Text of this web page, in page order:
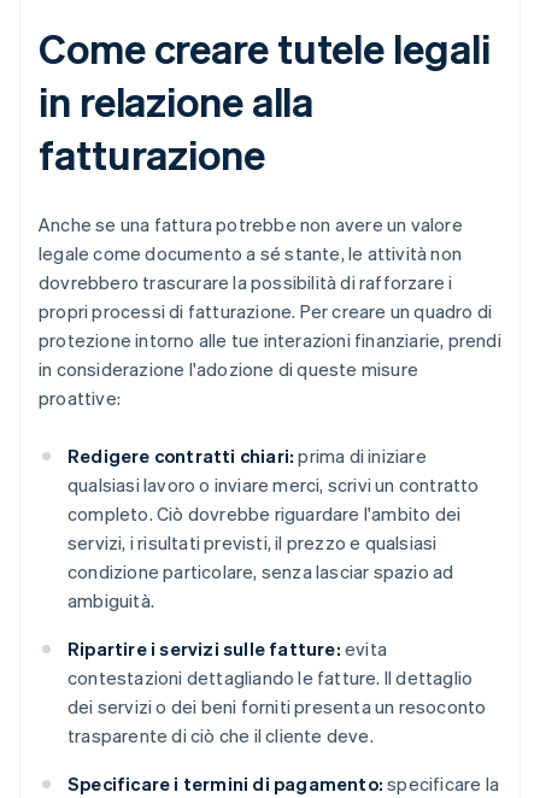
Come creare tutele legali
in relazione alla
fatturazione
Anche se una fattura potrebbe non avere un valore
legale come documento a sé stante, le attività non
dovrebbero trascurare la possibilità di rafforzare i
propri processi di fatturazione. Per creare un quadro di
protezione intorno alle tue interazioni finanziarie, prendi
in considerazione l'adozione di queste misure
proattive:
Redigere contratti chiari: prima di iniziare
qualsiasi lavoro o inviare merci, scrivi un contratto
completo. Ciò dovrebbe riguardare l'ambito dei
servizi, i risultati previsti, il prezzo e qualsiasi
condizione particolare, senza lasciar spazio ad
ambiguità.
Ripartire i servizi sulle fatture: evita
contestazioni dettagliando le fatture. Il dettaglio
dei servizi o dei beni forniti presenta un resoconto
trasparente di ciò che il cliente deve.
Specificare i termini di pagamento: specificare la